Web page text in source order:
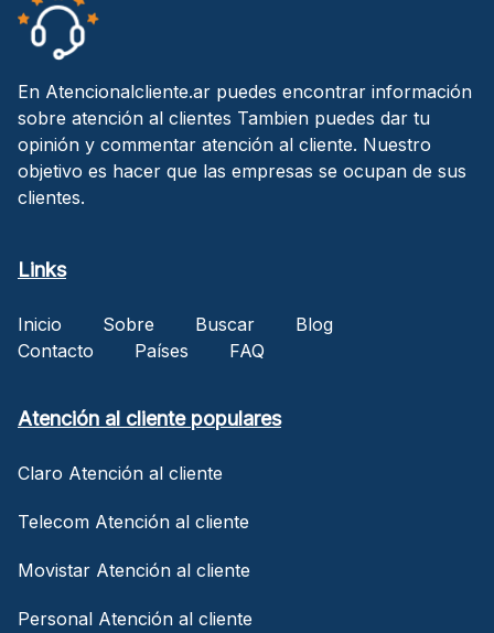
En Atencionalcliente.ar puedes encontrar información
sobre atención al clientes Tambien puedes dar tu
opinión y commentar atención al cliente. Nuestro
objetivo es hacer que las empresas se ocupan de sus
clientes.
Links
Inicio Sobre Buscar
Blog
Contacto
Países FAQ
Atención al cliente populares
Claro Atención al cliente
Telecom Atención al cliente
Movistar Atención al cliente
Personal Atención al cliente